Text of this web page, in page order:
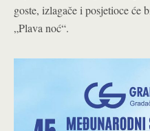
goste, izlagače i posjetioce će
„Plava noć“.